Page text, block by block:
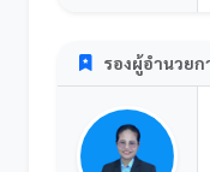
รองผู้อำนวย